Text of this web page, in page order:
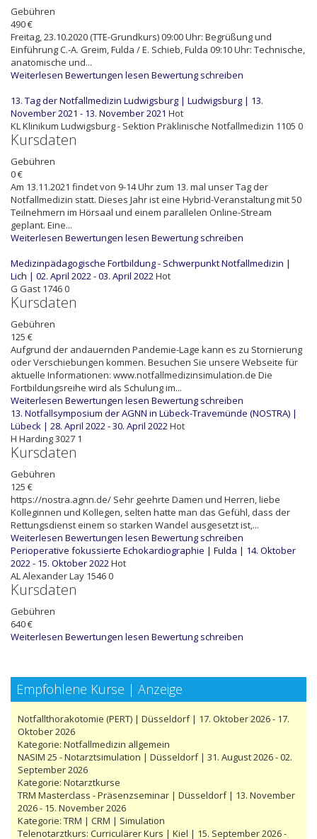
Gebühren
490 €
Freitag, 23.10.2020 (TTE-Grundkurs) 09:00 Uhr: Begrüßung und
Einführung C.-A. Greim, Fulda / E. Schieb, Fulda 09:10 Uhr: Technische,
anatomische und...
Weiterlesen Bewertungen lesen Bewertung schreiben
13. Tag der Notfallmedizin Ludwigsburg | Ludwigsburg | 13.
November 2021 - 13. November 2021 Hot
KLKlinikum Ludwigsburg - Sektion Präklinische Notfallmedizin 1105 0
Kursdaten
Gebühren
0 €
Am 13.11.2021 findet von 9-14 Uhr zum 13. mal unser Tag der
Notfallmedizin statt. Dieses Jahr ist eine Hybrid-Veranstaltung mit 50
Teilnehmern im Hörsaal und einem parallelen Online-Stream
geplant. Eine...
Weiterlesen Bewertungen lesen Bewertung schreiben
Medizinpädagogische Fortbildung - Schwerpunkt Notfallmedizin |
Lich | 02. April 2022 - 03. April 2022Hot
G Gast 17460
Kursdaten
Gebühren
125 €
Aufgrund der andauernden Pandemie-Lage kann es zu Stornierung
oder Verschiebungen kommen. Besuchen Sie unsere Webseite für
aktuelle Informationen: www.notfallmedizinsimulation.de Die
Fortbildungsreihe wird als Schulung im...
Weiterlesen Bewertungen lesen Bewertung schreiben
13. Notfallsymposium der AGNN in Lübeck-Travemünde (NOSTRA) |
Lübeck | 28. April 2022 - 30. April 2022Hot
H Harding3027 1
Kursdaten
Gebühren
125 €
https://nostra.agnn.de/ Sehr geehrte Damen und Herren, liebe
Kolleginnen und Kollegen, selten hatte man das Gefühl, dass der
Rettungsdienst einem so starken Wandel ausgesetzt ist,...
Weiterlesen Bewertungen lesen Bewertung schreiben
Perioperative fokussierte Echokardiographie | Fulda | 14. Oktober
2022 - 15. Oktober 2022Hot
ALAlexander Lay 15460
Kursdaten
Gebühren
640 €
Weiterlesen Bewertungen lesen Bewertung schreiben
Empfohlene Kurse | Anzeige
Notfallthorakotomie (PERT) | Düsseldorf | 17. Oktober 2026 - 17.
Oktober 2026
Kategorie: Notfallmedizin allgemein
NASIM 25 - Notarztsimulation | Düsseldorf | 31. August 2026 - 02.
September 2026
Kategorie: Notarztkurse
TRM Masterclass - Präsenzseminar | Düsseldorf | 13. November
2026 - 15. November 2026
Kategorie: TRM | CRM | Simulation
Telenotarztkurs: Curriculärer Kurs | Kiel | 15. September 2026 -